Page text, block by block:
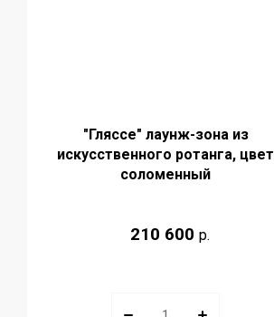
"Гляссе" лаунж-зона из
искусственного ротанга, цвет
соломенный
210 600 р.